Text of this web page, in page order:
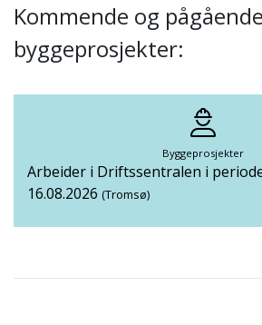
Kommende og pågående
byggeprosjekter:
Byggeprosjekter
Arbeider i Driftssentralen i
16.08.2026 (Tromsø)